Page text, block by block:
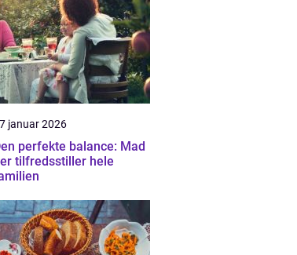
januar 2026
perfekte balance: Mad
tilfredsstiller hele